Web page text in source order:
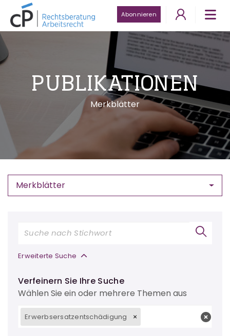
Abonnieren
PUBLIKATIONEN
Merkblätter
Merkblätter
Erweiterte Suche
Verfeinern Sie Ihre Suche
Wählen Sie ein oder mehrere Themen aus
Erwerbsersatzentschädigung